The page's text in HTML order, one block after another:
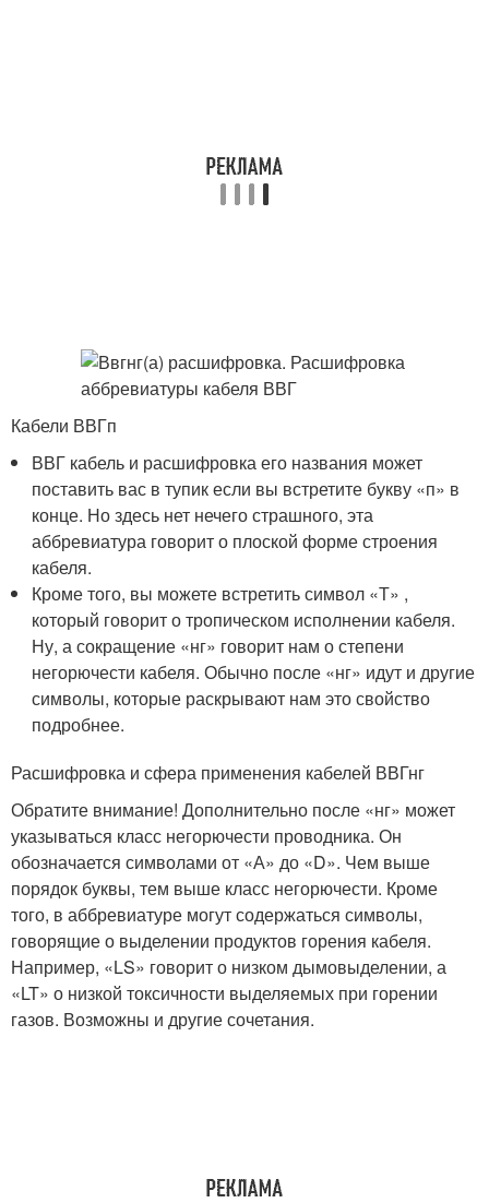
Кабели ВВГп
ВВГ кабель и расшифровка его названия может
поставить вас в тупик если вы встретите букву «п» в
конце. Но здесь нет нечего страшного, эта
аббревиатура говорит о плоской форме строения
кабеля.
Кроме того, вы можете встретить символ «Т» ,
который говорит о тропическом исполнении кабеля.
Ну, а сокращение «нг» говорит нам о степени
негорючести кабеля. Обычно после «нг» идут и другие
символы, которые раскрывают нам это свойство
подробнее.
Расшифровка и сфера применения кабелей ВВГнг
Обратите внимание! Дополнительно после «нг» может
указываться класс негорючести проводника. Он
обозначается символами от «А» до «D». Чем выше
порядок буквы, тем выше класс негорючести. Кроме
того, в аббревиатуре могут содержаться символы,
говорящие о выделении продуктов горения кабеля.
Например, «LS» говорит о низком дымовыделении, а
«LT» о низкой токсичности выделяемых при горении
газов. Возможны и другие сочетания.